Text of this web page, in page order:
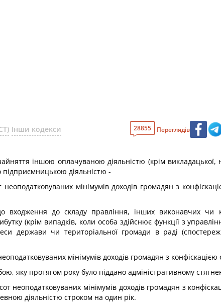
Інши кодекси 28855 Переглядів
іншою оплачуваною діяльністю (крім викладацької,
підприємницькою діяльністю -
мінімумів доходів громадян з
до складу правління, інших виконавчих чи
(крім випадків, коли особа здійснює функції з
держави чи територіальної громади в раді
мінімумів доходів громадян з конфіскацією
яку протягом року було піддано адміністративному
неоподатковуваних мінімумів доходів громадян з
діяльністю строком на один рік.